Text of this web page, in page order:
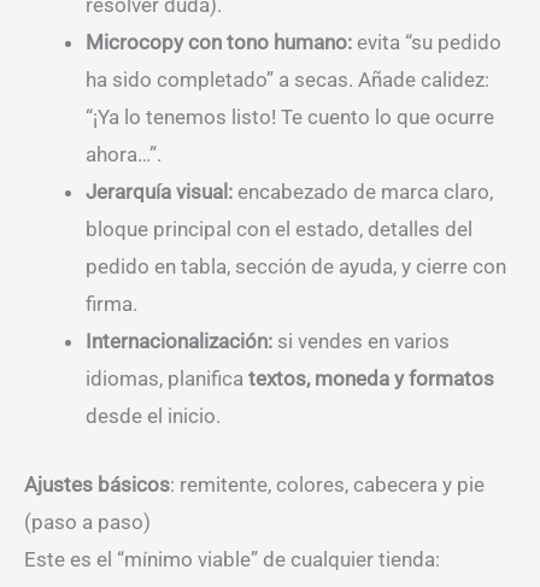
resolver duda).
Microcopy con tono humano: evita “su pedido
ha sido completado” a secas. Añade calidez:
“¡Ya lo tenemos listo! Te cuento lo que ocurre
ahora…”.
Jerarquía visual: encabezado de marca claro,
bloque principal con el estado, detalles del
pedido en tabla, sección de ayuda, y cierre con
firma.
Internacionalización: si vendes en varios
idiomas, planifica textos, moneda y formatos
desde el inicio.
Ajustes básicos: remitente, colores, cabecera y pie
(paso a paso)
Este es el “mínimo viable” de cualquier tienda: